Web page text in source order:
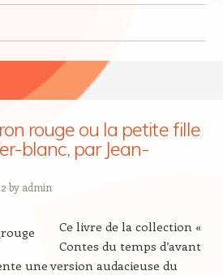
rouge ou la petite fille
blanc, par Jean-
by admin
Ce livre de la collection «
Contes du temps d’avant
une version audacieuse du